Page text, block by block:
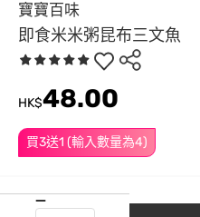
寶寶百味
即食米米粥昆布三文魚
買3送1 (輸入數量為4)
HK$48.00